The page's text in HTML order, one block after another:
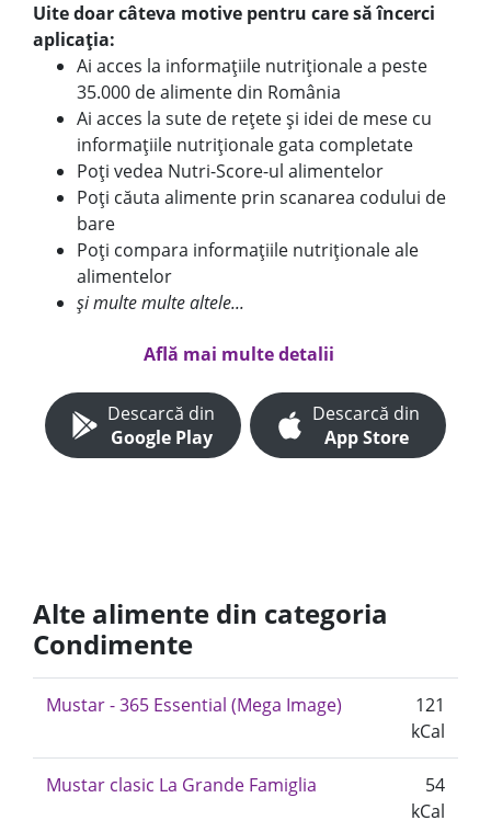
Uite doar câteva motive pentru care să încerci
aplicația:
Ai acces la informațiile nutriționale a peste
35.000 de alimente din România
Ai acces la sute de rețete și idei de mese cu
informațiile nutriționale gata completate
Poți vedea Nutri-Score-ul alimentelor
Poți căuta alimente prin scanarea codului de
bare
Poți compara informațiile nutriționale ale
alimentelor
și multe multe altele...
Află mai multe detalii
Descarcă din
Google Play
Descarcă din
App Store
Alte alimente din categoria
Condimente
Mustar - 365 Essential (Mega Image)
121
kCal
Mustar clasic La Grande Famiglia
54
kCal